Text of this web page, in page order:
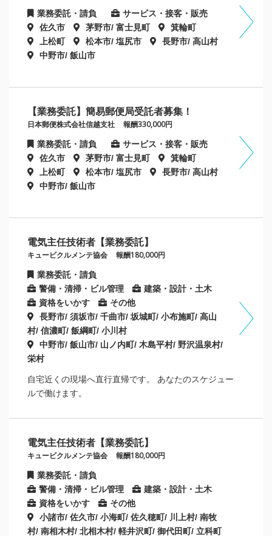
業務委託・請負
サービス・接客・販売
佐久市
茅野市/ 富士見町
箕輪町
上松町
松本市/ 塩尻市
長野市/ 高山村
中野市/ 飯山市
【業務委託】簡易郵便局受託者募集！
日本郵便株式会社信越支社 報酬330,000円
業務委託・請負
サービス・接客・販売
佐久市
茅野市/ 富士見町
箕輪町
上松町
松本市/ 塩尻市
長野市/ 高山村
中野市/ 飯山市
電気主任技術者【業務委託】
キュービクルメンテ協会 報酬180,000円
業務委託・請負
警備・清掃・ビル管理
建築・設計・土木
資格をいかす
その他
長野市/ 須坂市/ 千曲市/ 坂城町/ 小布施町/ 高山
村/ 信濃町/ 飯綱町/ 小川村
中野市/ 飯山市/ 山ノ内町/ 木島平村/ 野沢温泉村/
栄村
自宅近くの現場へ直行直帰です。 あなたのスケジュー
ルで働けます。
電気主任技術者【業務委託】
キュービクルメンテ協会 報酬180,000円
業務委託・請負
警備・清掃・ビル管理
建築・設計・土木
資格をいかす
その他
小諸市/ 佐久市/ 小海町/ 佐久穂町/ 川上村/ 南牧
村/ 南相木村/ 北相木村/ 軽井沢町/ 御代田町/ 立科町